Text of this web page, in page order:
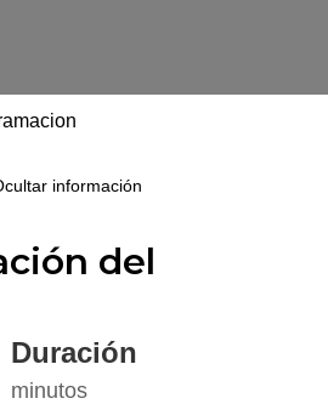
información
del
Duración
minutos